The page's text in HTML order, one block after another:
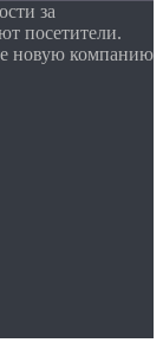
за
посетители.
новую компанию